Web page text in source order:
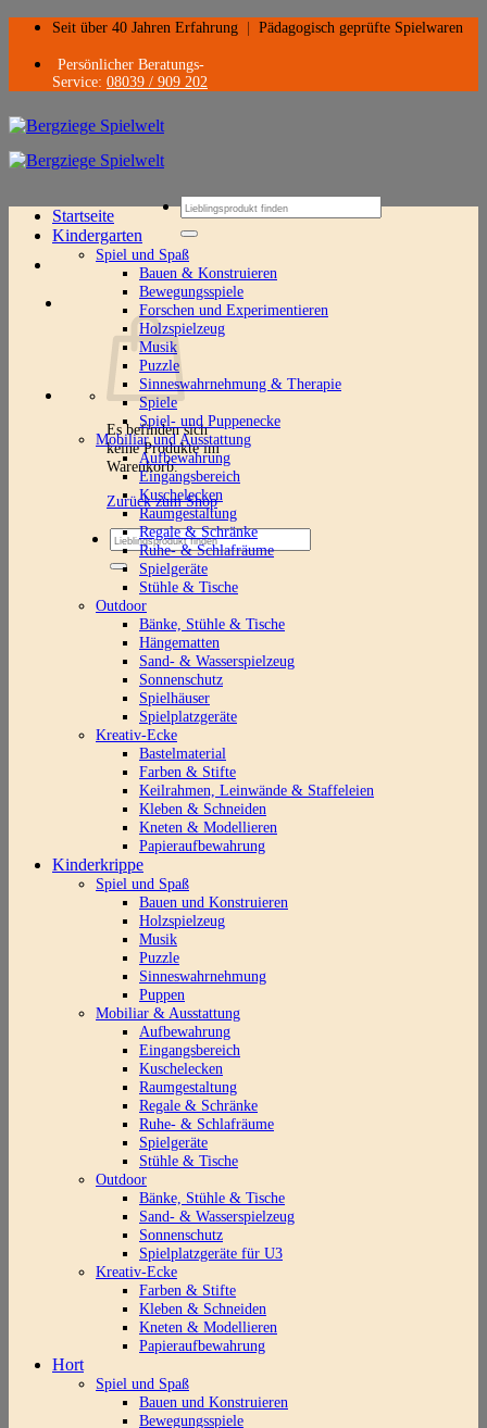
Zum
springen
Seit über 40 Jahren Erfahrung Pädagogisch geprüfte Spielwaren
Persönlicher Beratungs-
Service: 08039 / 909 202
Suchen
nach:
Es befinden sich
keine Produkte im
Warenkorb.
Zurück zum Shop
Suchen
nach:
Startseite
Kindergarten
Spiel und Spaß
Bauen & Konstruieren
Bewegungsspiele
Forschen und Experimentieren
Holzspielzeug
Musik
Puzzle
Sinneswahrnehmung & Therapie
Spiele
Spiel- und Puppenecke
Mobiliar und Ausstattung
Aufbewahrung
Eingangsbereich
Kuschelecken
Raumgestaltung
Regale & Schränke
Ruhe- & Schlafräume
Spielgeräte
Stühle & Tische
Outdoor
Bänke, Stühle & Tische
Hängematten
Sand- & Wasserspielzeug
Sonnenschutz
Spielhäuser
Spielplatzgeräte
Kreativ-Ecke
Bastelmaterial
Farben & Stifte
Keilrahmen, Leinwände & Staffeleien
Kleben & Schneiden
Kneten & Modellieren
Papieraufbewahrung
Kinderkrippe
Spiel und Spaß
Bauen und Konstruieren
Holzspielzeug
Musik
Puzzle
Sinneswahrnehmung
Puppen
Mobiliar & Ausstattung
Aufbewahrung
Eingangsbereich
Kuschelecken
Raumgestaltung
Regale & Schränke
Ruhe- & Schlafräume
Spielgeräte
Stühle & Tische
Outdoor
Bänke, Stühle & Tische
Sand- & Wasserspielzeug
Sonnenschutz
Spielplatzgeräte für U3
Kreativ-Ecke
Farben & Stifte
Kleben & Schneiden
Kneten & Modellieren
Papieraufbewahrung
Hort
Spiel und Spaß
Bauen und Konstruieren
Bewegungsspiele